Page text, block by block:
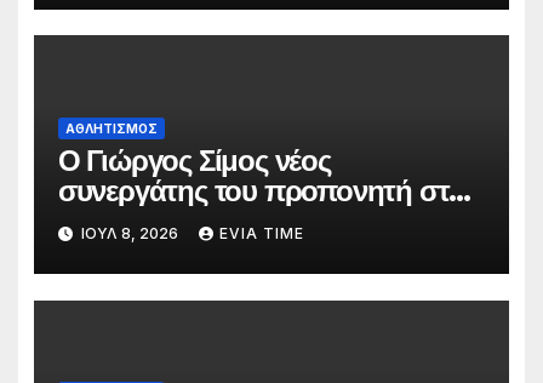
ΑΘΛΗΤΙΣΜΟΣ
Ο Γιώργος Σίμος νέος
συνεργάτης του προπονητή στην
ανδρική ομάδα της ΑΓΕΧ
ΙΟΎΛ 8, 2026 EVIA TIME